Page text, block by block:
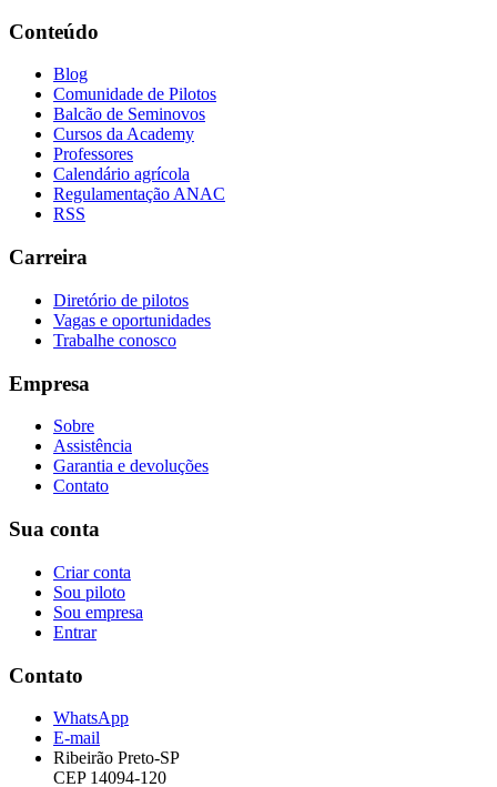
Conteúdo
Blog
Comunidade de Pilotos
Balcão de Seminovos
Cursos da Academy
Professores
Calendário agrícola
Regulamentação ANAC
RSS
Carreira
Diretório de pilotos
Vagas e oportunidades
Trabalhe conosco
Empresa
Sobre
Assistência
Garantia e devoluções
Contato
Sua conta
Criar conta
Sou piloto
Sou empresa
Entrar
Contato
WhatsApp
E-mail
Ribeirão Preto-SP
CEP 14094-120